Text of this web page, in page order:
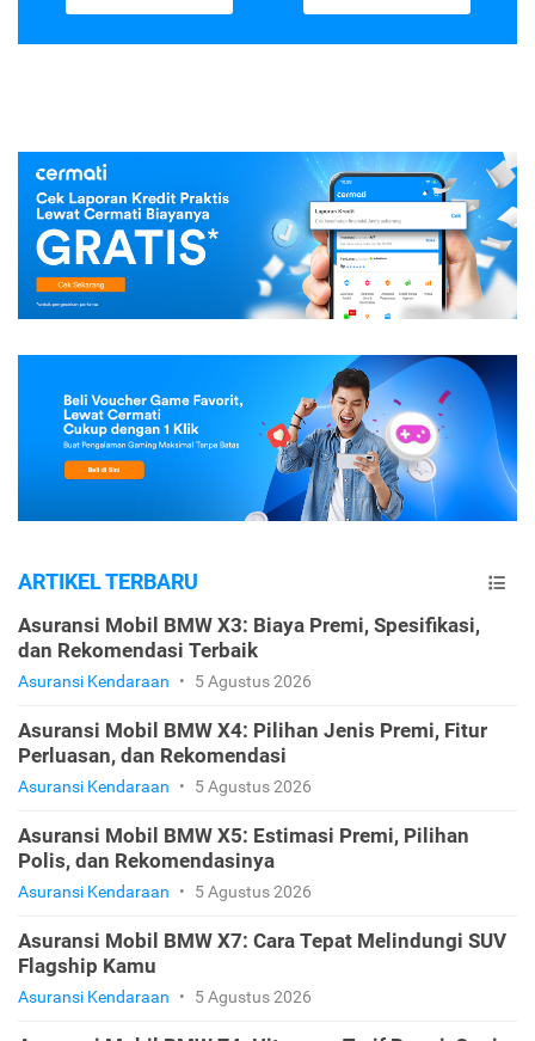
ARTIKEL TERBARU
Asuransi Mobil BMW X3: Biaya Premi, Spesifikasi,
dan Rekomendasi Terbaik
Asuransi Kendaraan • 5 Agustus 2026
Asuransi Mobil BMW X4: Pilihan Jenis Premi, Fitur
Perluasan, dan Rekomendasi
Asuransi Kendaraan • 5 Agustus 2026
Asuransi Mobil BMW X5: Estimasi Premi, Pilihan
Polis, dan Rekomendasinya
Asuransi Kendaraan • 5 Agustus 2026
Asuransi Mobil BMW X7: Cara Tepat Melindungi SUV
Flagship Kamu
Asuransi Kendaraan • 5 Agustus 2026